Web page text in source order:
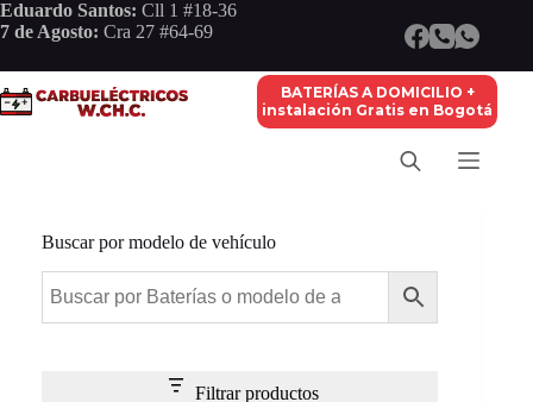
Saltar
al
Eduardo Santos: Cll 1 #18-36
7 de Agosto: Cra 27 #64-69
BATERÍAS A DOMICILIO +
instalación Gratis en Bogotá
Buscar por modelo de vehículo
Filtrar productos